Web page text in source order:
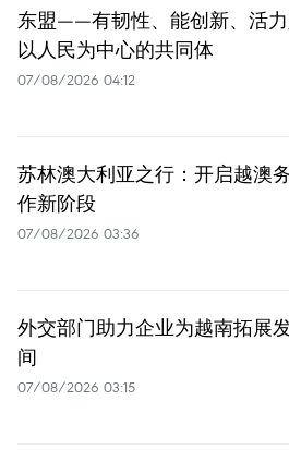
东盟——有韧性、能创新、活力
以人民为中心的共同体
07/08/2026 04:12
苏林澳大利亚之行：开启越澳
作新阶段
07/08/2026 03:36
外交部门助力企业为越南拓展
间
07/08/2026 03:15